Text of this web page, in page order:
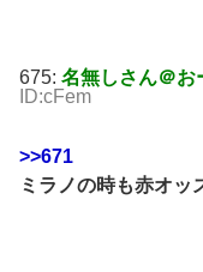
675: 名無しさん＠お
ID:cFem
>>671
ミラノの時も赤オッ